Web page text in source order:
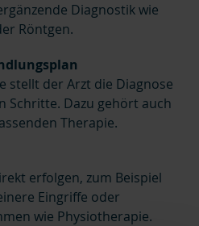
Diagnostik wie
Röntgen.
stellt der Arzt die Diagnose
Schritte. Dazu gehört auch
Therapie.
erfolgen, zum Beispiel
Eingriffe oder
wie Physiotherapie.